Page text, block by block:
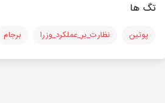
تگ ها
پوتین نظارت‌_بر_عملکرد_وزرا برجام